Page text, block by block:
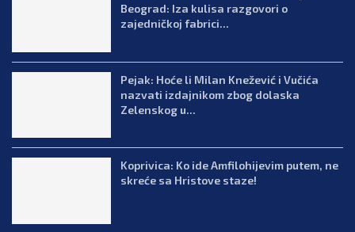
Beograd: Iza kulisa razgovori o
zajedničkoj fabrici...
Pejak: Hoće li Milan Knežević i Vučića
nazvati izdajnikom zbog dolaska
Zelenskog u...
Koprivica: Ko ide Amfilohijevim putem, ne
skreće sa Hristove staze!